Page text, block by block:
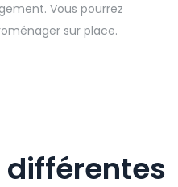
Vous pourrez
sur place.
différentes